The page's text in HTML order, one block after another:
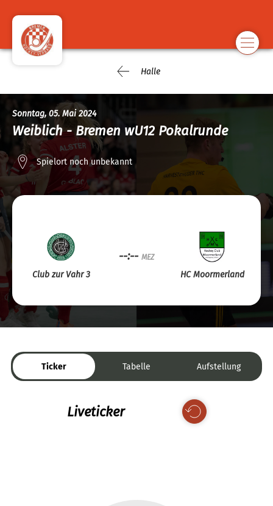
Halle
Sonntag, 05. Mai 2024
Weiblich - Bremen wU12 Pokalrunde
Spielort noch unbekannt
Club zur Vahr 3
--:-- MEZ
HC Moormerland
Ticker Tabelle Aufstellung
Liveticker